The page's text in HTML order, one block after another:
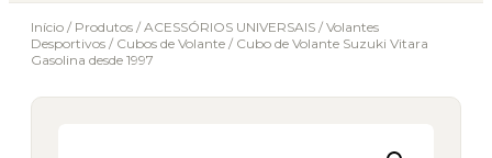
Início / Produtos / ACESSÓRIOS UNIVERSAIS / Volantes
Desportivos / Cubos de Volante / Cubo de Volante Suzuki Vitara
Gasolina desde 1997